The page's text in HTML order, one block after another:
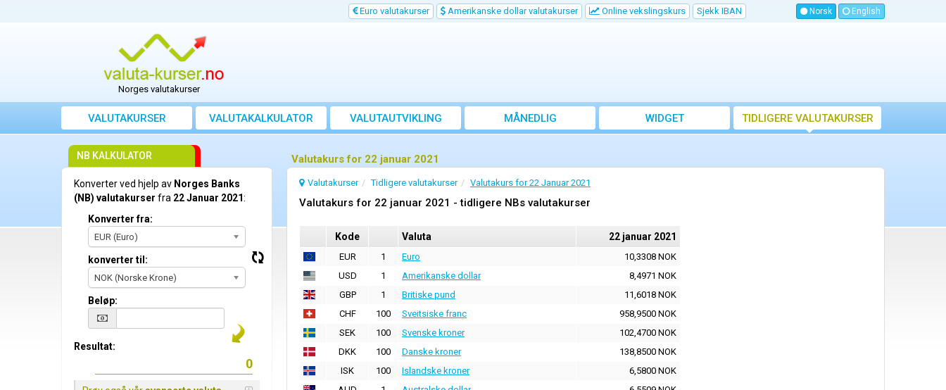
Euro valutakurser Amerikanske dollar valutakurser Online vekslingskurs Sjekk IBAN Norsk English
Norges valutakurser
VALUTAKURSER VALUTAKALKULATOR VALUTAUTVIKLING
MÅNEDLIG
GJENNOMSNITTSKURS
WIDGET TIDLIGERE VALUTAKURSER
Valutakurs for 22 januar 2021
Valutakurser Tidligere valutakurser Valutakurs for 22 Januar 2021
Valutakurs for 22 januar 2021 - tidligere NBs valutakurser
Kode Valuta 22 januar 2021
EUR 1 Euro
10,3308 NOK
USD
1 Amerikanske dollar
8,4971 NOK
GBP
1 Britiske pund
11,6018 NOK
CHF
100 Sveitsiske franc
958,9500 NOK
SEK
100 Svenske kroner
102,4700 NOK
DKK
100 Danske kroner
138,8500 NOK
ISK
100 Islandske kroner
6,5800 NOK
NB KALKULATOR
Konverter ved hjelp av Norges Banks
(NB) valutakurser fra 22 Januar 2021:
Konverter fra:
EUR (Euro)
konverter til:
NOK (Norske Krone)
Beløp:
Resultat: